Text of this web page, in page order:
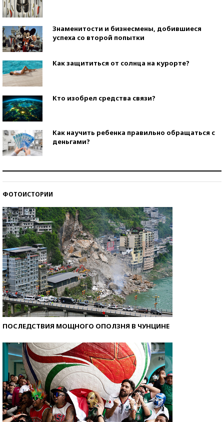
Знаменитости и бизнесмены, добившиеся
успеха со второй попытки
Как защититься от солнца на курорте?
Кто изобрел средства связи?
Как научить ребенка правильно обращаться с
деньгами?
ФОТОИСТОРИИ
ПОСЛЕДСТВИЯ МОЩНОГО ОПОЛЗНЯ В ЧУНЦИНЕ